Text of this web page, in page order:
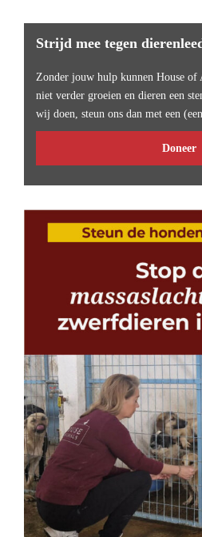
Strijd mee tegen
Zonder jouw hulp kunnen House of
niet verder groeien en dieren een
wij doen, steun ons dan met een
Doneer